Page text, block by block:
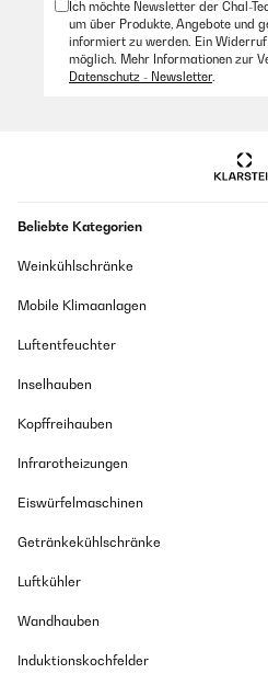
Ich möchte Newsletter der Chal-
um über Produkte, Angebote und
informiert zu werden. Ein
möglich. Mehr Informationen zur
Datenschutz - Newsletter.
Beliebte Kategorien
Weinkühlschränke
Mobile Klimaanlagen
Luftentfeuchter
Inselhauben
Kopffreihauben
Infrarotheizungen
Eiswürfelmaschinen
Getränkekühlschränke
Luftkühler
Wandhauben
Induktionskochfelder